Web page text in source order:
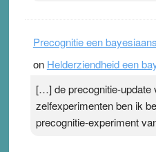
Precognitie een
on Helderziendheid een
[…] de precognitie-update
zelfexperimenten ben ik
precognitie-experiment